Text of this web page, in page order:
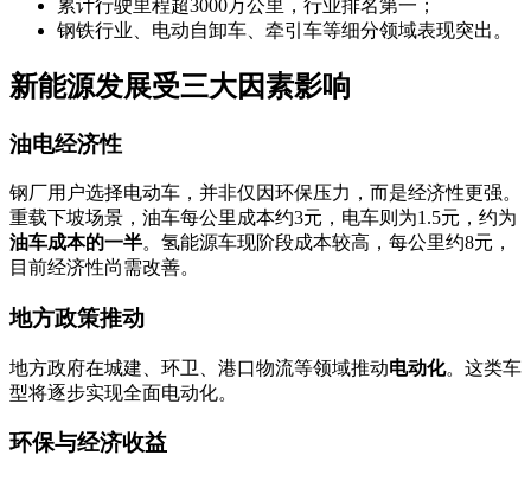
累计行驶里程超3000万公里，行业排名第一；
钢铁行业、电动自卸车、牵引车等细分领域表现突出。
新能源发展受三大因素影响
油电经济性
钢厂用户选择电动车，并非仅因环保压力，而是经济性更强。
重载下坡场景，油车每公里成本约3元，电车则为1.5元，约为
油车成本的一半。氢能源车现阶段成本较高，每公里约8元，
目前经济性尚需改善。
地方政策推动
地方政府在城建、环卫、港口物流等领域推动电动化。这类车
型将逐步实现全面电动化。
环保与经济收益